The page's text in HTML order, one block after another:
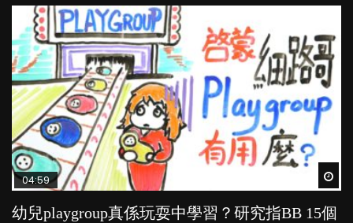
04:59
幼兒playgroup真係玩耍中學習？研究指BB 15個
03:39
幼稚園遊戲課 如何刺激幼兒自發學習取代獎勵
03:02
老公患產後憂鬱症對BB的影響
04:06
全職好？在職好？｜全職媽媽與在職媽媽的壓
03:41
BB口腔期乜都放入口，父母該制止還是放手？